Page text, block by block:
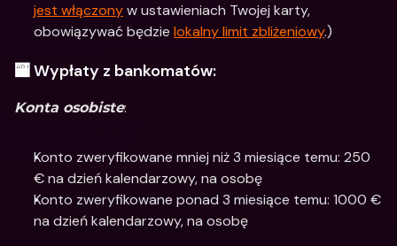
jest włączony w ustawieniach Twojej karty,
obowiązywać będzie lokalny limit zbliżeniowy.)
🏧 Wypłaty z bankomatów:
Konta osobiste:
Konto zweryfikowane mniej niż 3 miesiące temu: 250
€ na dzień kalendarzowy, na osobę
Konto zweryfikowane ponad 3 miesiące temu: 1000 €
na dzień kalendarzowy, na osobę